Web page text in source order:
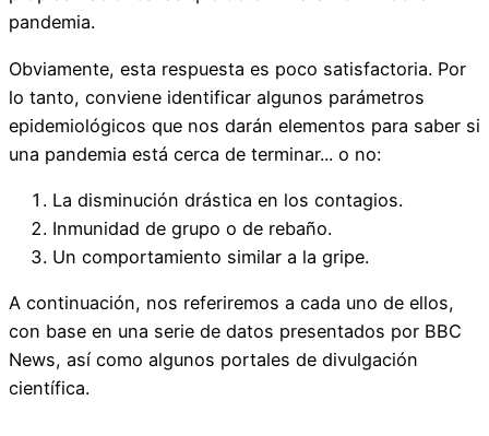
pandemia.
Obviamente, esta respuesta es poco satisfactoria. Por
lo tanto, conviene identificar algunos parámetros
epidemiológicos que nos darán elementos para saber si
una pandemia está cerca de terminar... o no:
La disminución drástica en los contagios.
Inmunidad de grupo o de rebaño.
Un comportamiento similar a la gripe.
A continuación, nos referiremos a cada uno de ellos,
con base en una serie de datos presentados por BBC
News, así como algunos portales de divulgación
científica.